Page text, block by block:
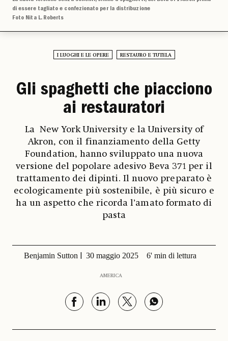
di essere tagliato e confezionato per la distribuzione
Foto Nita L. Roberts
I LUOGHI E LE OPERE RESTAURO E TUTELA
Gli spaghetti che piacciono
ai restauratori
La New York University e la University of
Akron, con il finanziamento della Getty
Foundation, hanno sviluppato una nuova
versione del popolare adesivo Beva 371 per il
trattamento dei dipinti. Il nuovo preparato è
ecologicamente più sostenibile, è più sicuro e
ha un aspetto che ricorda l’amato formato di
pasta
Benjamin Sutton 30 maggio 2025 6' min di lettura
AMERICA